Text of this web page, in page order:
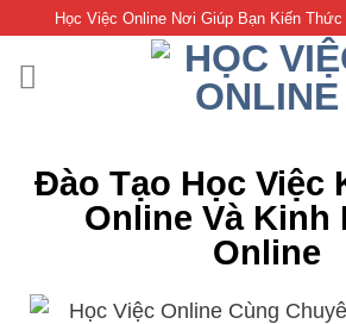
Học Việc Online Nơi Giúp Bạn Kiến
Đào Tạo Học Việc
Online Và Kinh
Online